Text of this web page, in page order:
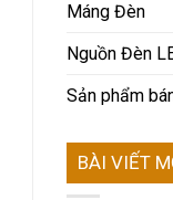
Máng Đèn
Nguồn Đèn
Sản phẩm
BÀI VIẾT